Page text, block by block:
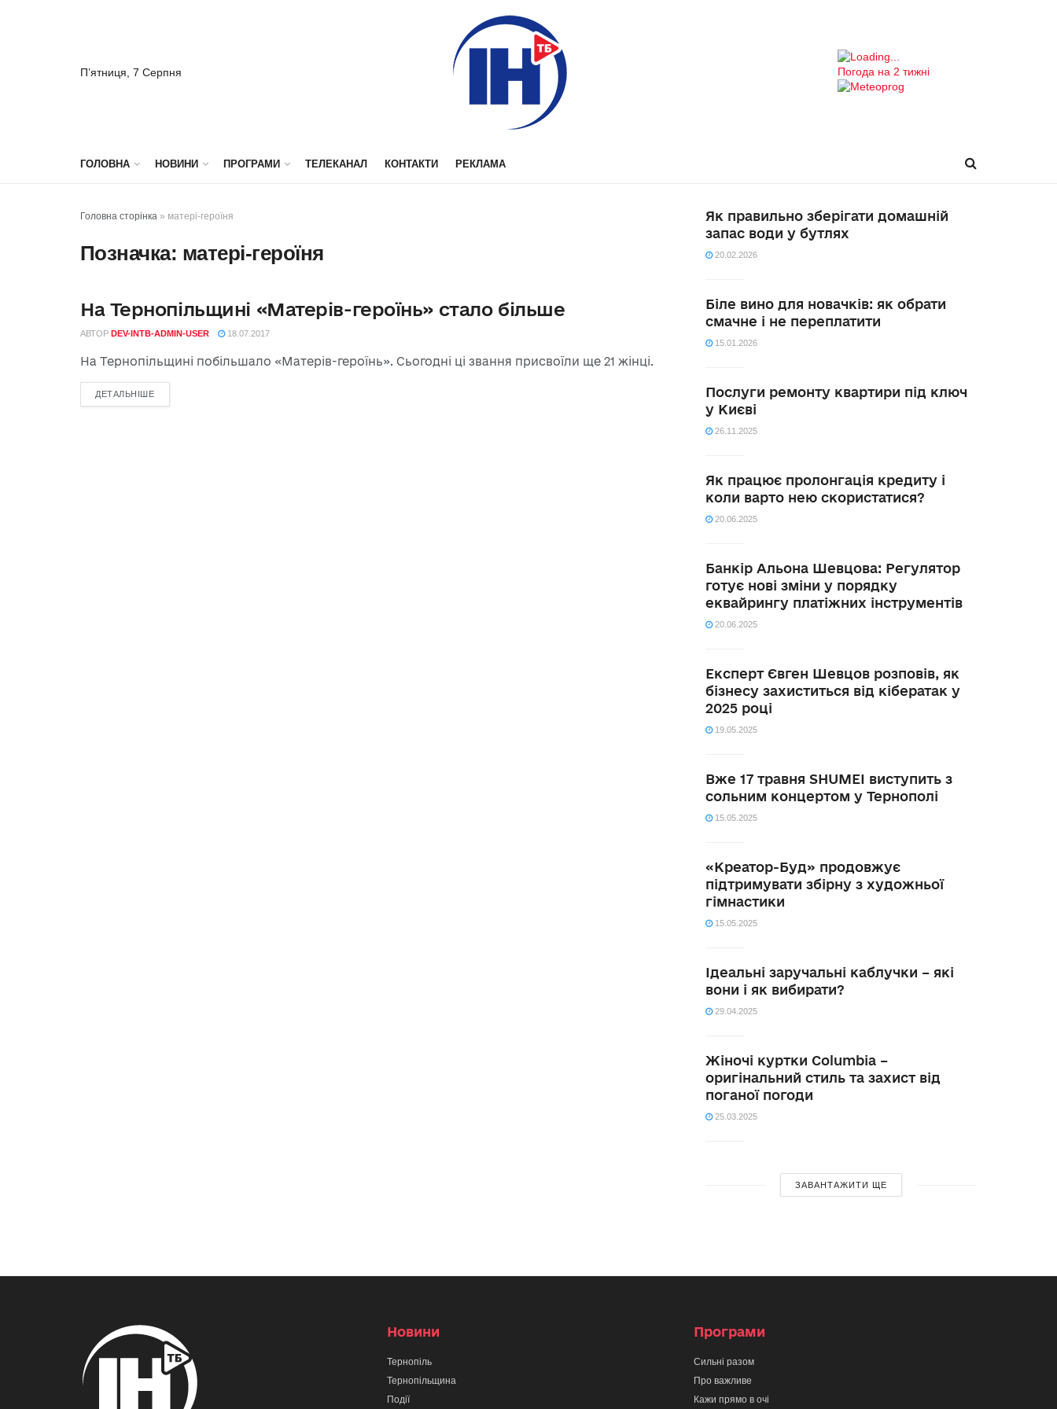
П’ятниця, 7 Серпня Погода на 2 тижні
ГОЛОВНА НОВИНИ ПРОГРАМИ ТЕЛЕКАНАЛ КОНТАКТИ РЕКЛАМА
Головна сторінка » матері-героїня
Позначка: матері-героїня
НОВИНИ
На Тернопільщині «Матерів-героїнь» стало більше
АВТОР DEV-INTB-ADMIN-USER 18.07.2017
На Тернопільщині побільшало «Матерів-героїнь». Сьогодні ці звання присвоїли ще 21 жінці.
ДЕТАЛЬНІШЕ
Як правильно зберігати домашній
запас води у бутлях
20.02.2026
Біле вино для новачків: як обрати
смачне і не переплатити
15.01.2026
Послуги ремонту квартири під ключ
у Києві
26.11.2025
Як працює пролонгація кредиту і
коли варто нею скористатися?
20.06.2025
Банкір Альона Шевцова: Регулятор
готує нові зміни у порядку
еквайрингу платіжних інструментів
20.06.2025
Експерт Євген Шевцов розповів, як
бізнесу захиститься від кібератак у
2025 році
19.05.2025
Вже 17 травня SHUMEI виступить з
сольним концертом у Тернополі
15.05.2025
«Креатор-Буд» продовжує
підтримувати збірну з художньої
гімнастики
15.05.2025
Ідеальні заручальні каблучки – які
вони і як вибирати?
29.04.2025
Жіночі куртки Columbia –
оригінальний стиль та захист від
поганої погоди
25.03.2025
ЗАВАНТАЖИТИ ЩЕ
Новини
Тернопіль
Тернопільщина
Події
Програми
Сильні разом
Про важливе
Кажи прямо в очі